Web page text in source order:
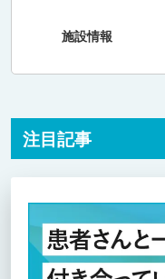
施設情報
注目記事